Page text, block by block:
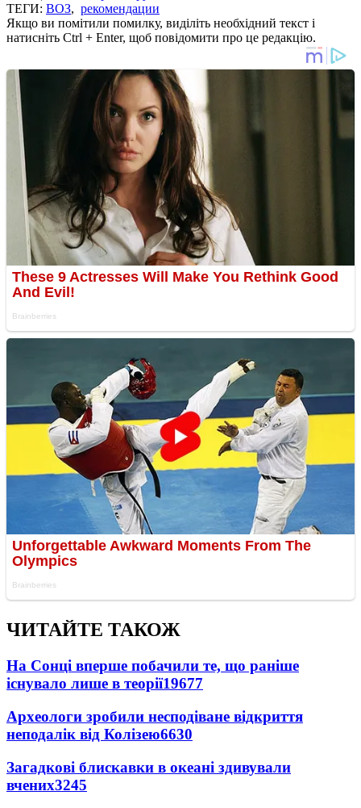
ТЕГИ: ВОЗ, рекомендации
Якщо ви помітили помилку, виділіть необхідний текст і
натисніть Ctrl + Enter, щоб повідомити про це редакцію.
ЧИТАЙТЕ ТАКОЖ
На Сонці вперше побачили те, що раніше
існувало лише в теорії19677
Археологи зробили несподіване відкриття
неподалік від Колізею6630
Загадкові блискавки в океані здивували
вчених3245